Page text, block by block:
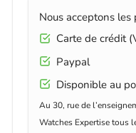
Nous acceptons
Carte de crédit
Paypal
Disponible au
Au 30, rue de
Watches Expertise tous